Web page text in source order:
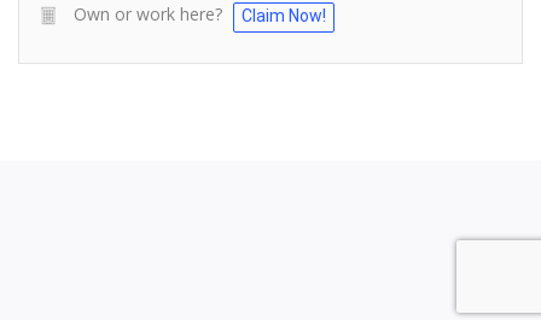
Own or work here? Claim Now!